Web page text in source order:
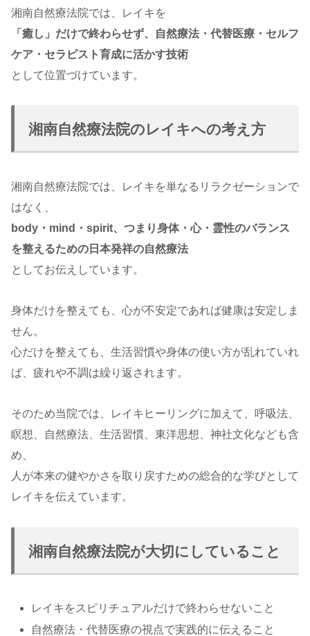
湘南自然療法院では、レイキを
「癒し」だけで終わらせず、自然療法・代替医療・セルフ
ケア・セラピスト育成に活かす技術
として位置づけています。
湘南自然療法院のレイキへの考え方
湘南自然療法院では、レイキを単なるリラクゼーションで
はなく、
body・mind・spirit、つまり身体・心・霊性のバランス
を整えるための日本発祥の自然療法
としてお伝えしています。
身体だけを整えても、心が不安定であれば健康は安定しま
せん。
心だけを整えても、生活習慣や身体の使い方が乱れていれ
ば、疲れや不調は繰り返されます。
そのため当院では、レイキヒーリングに加えて、呼吸法、
瞑想、自然療法、生活習慣、東洋思想、神社文化なども含
め、
人が本来の健やかさを取り戻すための総合的な学びとして
レイキを伝えています。
湘南自然療法院が大切にしていること
レイキをスピリチュアルだけで終わらせないこと
自然療法・代替医療の視点で実践的に伝えること